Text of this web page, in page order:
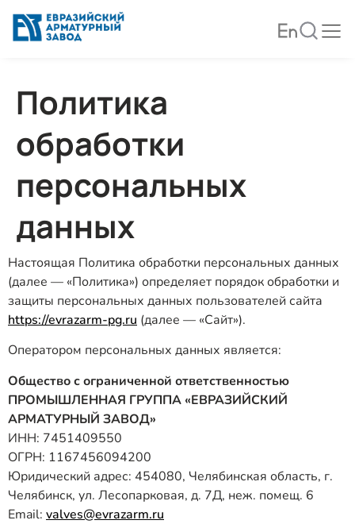
Политика
обработки
персональных
данных
Настоящая Политика обработки персональных данных
(далее — «Политика») определяет порядок обработки и
защиты персональных данных пользователей сайта
https://evrazarm-pg.ru (далее — «Сайт»).
Оператором персональных данных является:
Общество с ограниченной ответственностью
ПРОМЫШЛЕННАЯ ГРУППА «ЕВРАЗИЙСКИЙ
АРМАТУРНЫЙ ЗАВОД»
ИНН: 7451409550
ОГРН: 1167456094200
Юридический адрес: 454080, Челябинская область, г.
Челябинск, ул. Лесопарковая, д. 7Д, неж. помещ. 6
Email: valves@evrazarm.ru